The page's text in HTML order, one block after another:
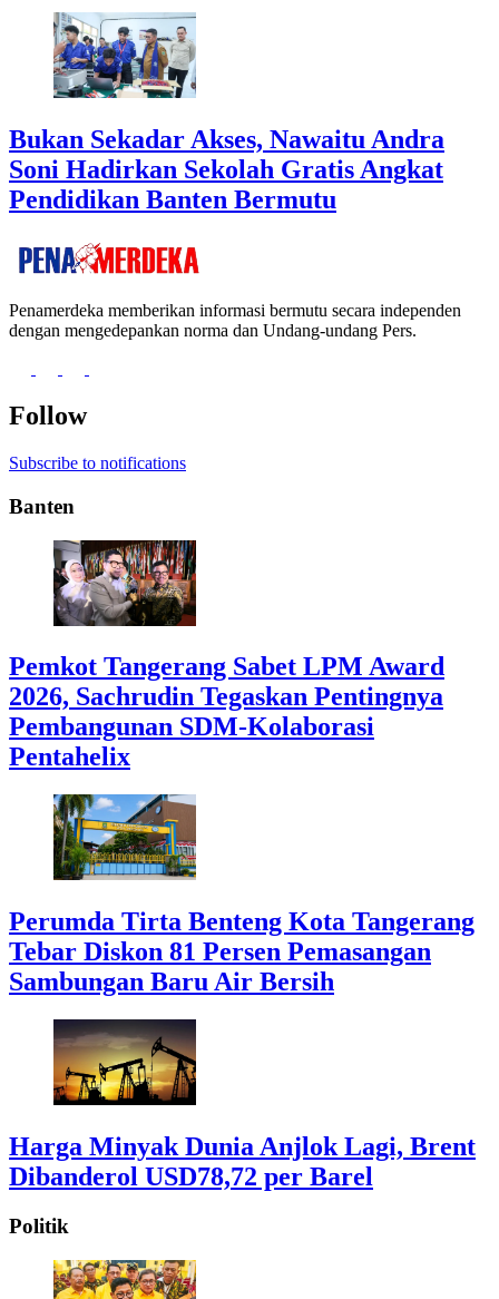
Bukan Sekadar Akses, Nawaitu Andra
Soni Hadirkan Sekolah Gratis Angkat
Pendidikan Banten Bermutu
Penamerdeka memberikan informasi bermutu secara independen
dengan mengedepankan norma dan Undang-undang Pers.
Follow
Subscribe to notifications
Banten
Pemkot Tangerang Sabet LPM Award
2026, Sachrudin Tegaskan Pentingnya
Pembangunan SDM-Kolaborasi
Pentahelix
Perumda Tirta Benteng Kota Tangerang
Tebar Diskon 81 Persen Pemasangan
Sambungan Baru Air Bersih
Harga Minyak Dunia Anjlok Lagi, Brent
Dibanderol USD78,72 per Barel
Politik